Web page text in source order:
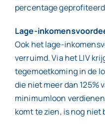
percentage
Lage-
Ook het lage-
verruimd. Via het LIV
tegemoetkoming in de
die niet meer dan 125%
minimumloon
komt te zien, is nog niet